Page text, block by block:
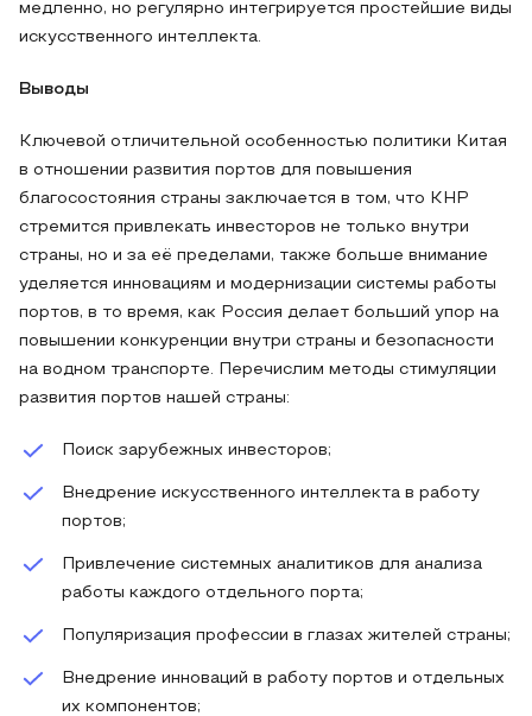
медленно, но регулярно интегрируется простейшие виды
искусственного интеллекта.
Выводы
Ключевой отличительной особенностью политики Китая
в отношении развития портов для повышения
благосостояния страны заключается в том, что КНР
стремится привлекать инвесторов не только внутри
страны, но и за её пределами, также больше внимание
уделяется инновациям и модернизации системы работы
портов, в то время, как Россия делает больший упор на
повышении конкуренции внутри страны и безопасности
на водном транспорте. Перечислим методы стимуляции
развития портов нашей страны:
Поиск зарубежных инвесторов;
Внедрение искусственного интеллекта в работу
портов;
Привлечение системных аналитиков для анализа
работы каждого отдельного порта;
Популяризация профессии в глазах жителей страны;
Внедрение инноваций в работу портов и отдельных
их компонентов;